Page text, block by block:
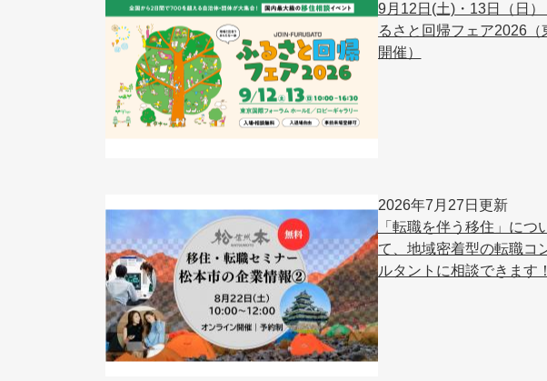
9月12日(土)・13日（日）
るさと回帰フェア2026（
開催）
2026年7月27日更新
「転職を伴う移住」につ
て、地域密着型の転職コ
ルタントに相談できます！